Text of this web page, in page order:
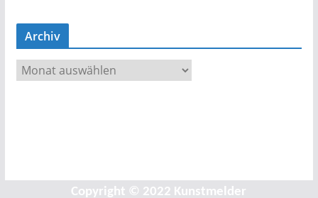
Archiv
r
Copyright © 2022 Kunstmelder